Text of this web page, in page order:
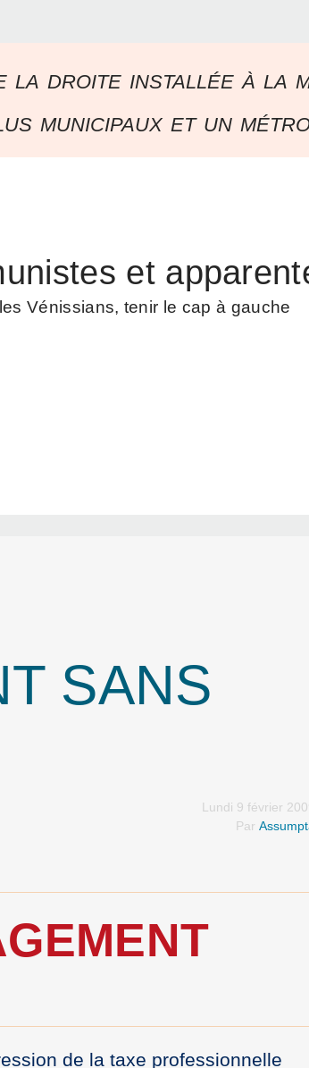
la droite installée à la
municipaux et un
et
Vénissians, tenir le cap à gauche
SANS
Lundi 9 février
Par
de la taxe professionnelle